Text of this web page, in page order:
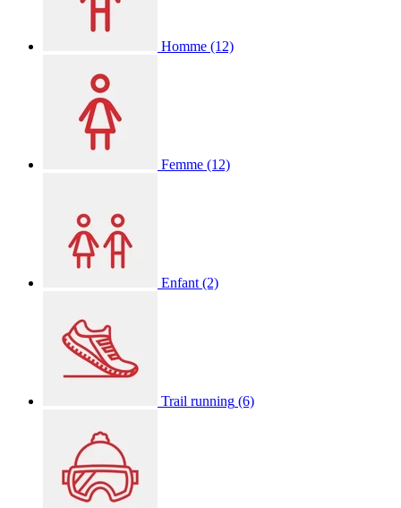
Homme (12)
Femme (12)
Enfant (2)
Trail running (6)